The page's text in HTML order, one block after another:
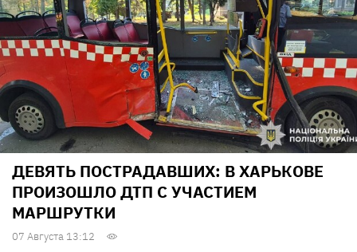
ДЕВЯТЬ ПОСТРАДАВШИХ: В ХАРЬКОВЕ
ПРОИЗОШЛО ДТП С УЧАСТИЕМ
МАРШРУТКИ
07 Августа 13:12